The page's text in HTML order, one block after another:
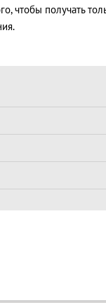
чтобы получать